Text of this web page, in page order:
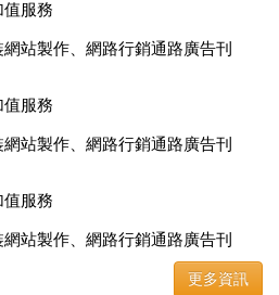
值服務
站製作、網路行銷通路廣告刊
社銷售，全面優惠中....
值服務
站製作、網路行銷通路廣告刊
社銷售，全面優惠中....
值服務
站製作、網路行銷通路廣告刊
行社銷售，全面優惠中....
更多資訊